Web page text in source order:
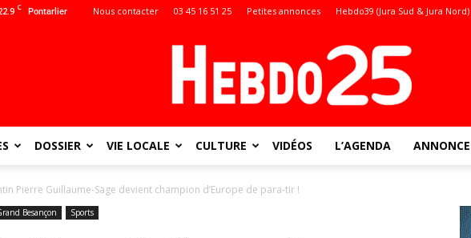
C Pontarlier Nous contacter 03 45 16 51 25 Petites annonces Hebdo39 (Jura Sud & Jura Nord)
DOSSIER VIE LOCALE CULTURE VIDÉOS L’AGENDA
Pierre Guillaume-Sage devient champion d’Europe de para-tir !
Besançon Sports